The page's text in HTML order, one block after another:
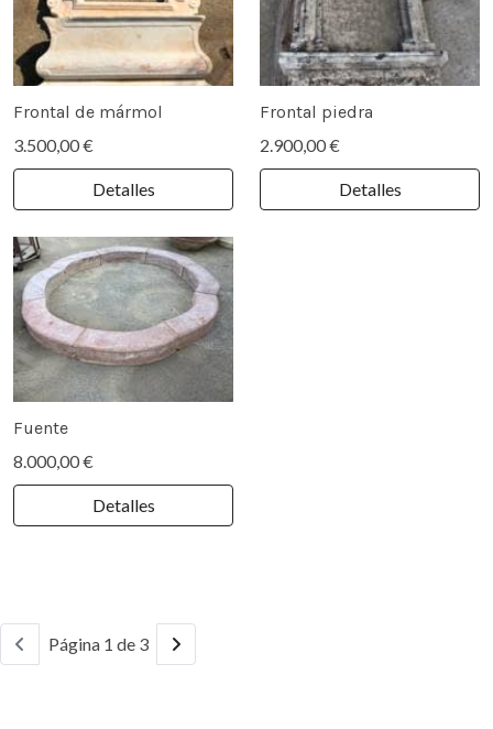
Frontal de mármol
3.500,00 €
Detalles
Frontal piedra
2.900,00 €
Detalles
Fuente
8.000,00 €
Detalles
Página 1 de 3